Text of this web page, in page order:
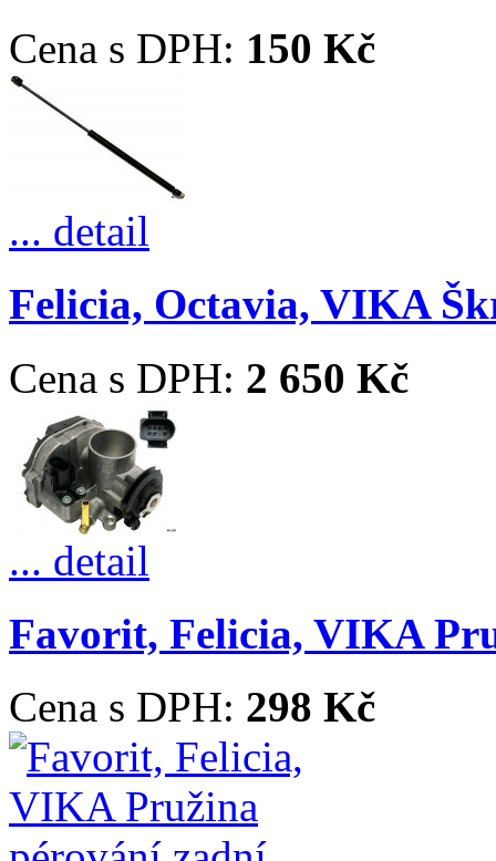
Cena s DPH: 150 Kč
... detail
Felicia, Octavia, VIKA
Cena s DPH: 2 650 Kč
... detail
Favorit, Felicia, VIKA
Cena s DPH: 298 Kč